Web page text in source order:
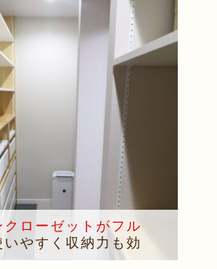
クローゼットがフル
いやすく収納力も効